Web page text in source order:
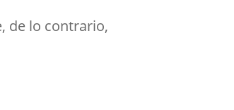
de lo contrario,